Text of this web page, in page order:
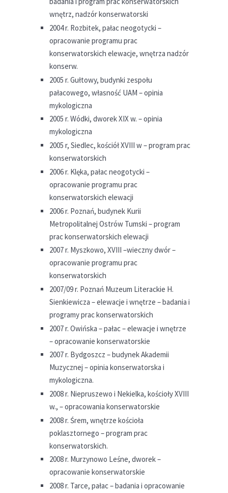
wnętrz, nadzór konserwatorski
2004 r. Rozbitek, pałac neogotycki –
opracowanie programu prac
konserwatorskich elewacje, wnętrza nadzór
konserw.
2005 r. Gułtowy, budynki zespołu
pałacowego, własność UAM – opinia
mykologiczna
2005 r. Wódki, dworek XIX w. – opinia
mykologiczna
2005 r, Siedlec, kościół XVIII w – program prac
konserwatorskich
2006 r. Klęka, pałac neogotycki –
opracowanie programu prac
konserwatorskich elewacji
2006 r. Poznań, budynek Kurii
Metropolitalnej Ostrów Tumski – program
prac konserwatorskich elewacji
2007 r. Myszkowo, XVIII –wieczny dwór –
opracowanie programu prac
konserwatorskich
2007/09 r. Poznań Muzeum Literackie H.
Sienkiewicza – elewacje i wnętrze – badania i
programy prac konserwatorskich
2007 r. Owińska – pałac – elewacje i wnętrze
– opracowanie konserwatorskie
2007 r. Bydgoszcz – budynek Akademii
Muzycznej – opinia konserwatorska i
mykologiczna.
2008 r. Niepruszewo i Nekielka, kościoły XVIII
w., – opracowania konserwatorskie
2008 r. Śrem, wnętrze kościoła
poklasztornego – program prac
konserwatorskich.
2008 r. Murzynowo Leśne, dworek –
opracowanie konserwatorskie
2008 r. Tarce, pałac – badania i opracowanie